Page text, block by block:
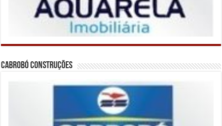
Cabrobó Construções